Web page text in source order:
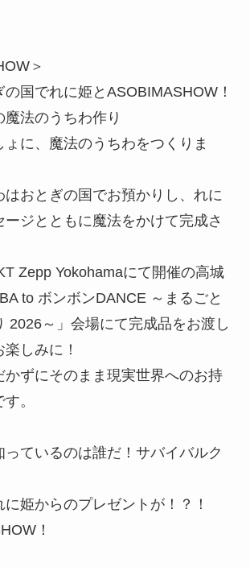
＞
国でれに姫とASOBIMASHOW！
法のうちわ作り
に、魔法のうちわをつくりま
はおとぎの国でお預かりし、れに
ジとともに魔法をかけて完成さ
Zepp Yokohamaにて開催の高城
to ボンボンDANCE ～まるごと
2026～」会場にて完成品をお渡し
しみに！
ずにそのまま現実世界へのお持
。
ているのは誰だ！サバイバルク
姫からのプレゼントが！？！
！